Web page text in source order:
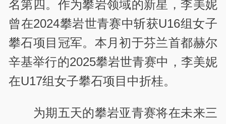
名第四。作为攀岩领域的新星，李美妮
曾在2024攀岩世青赛中斩获U16组女子
攀石项目冠军。本月初于芬兰首都赫尔
辛基举行的2025攀岩世青赛中，李美妮
在U17组女子攀石项目中折桂。
为期五天的攀岩亚青赛将在未来三